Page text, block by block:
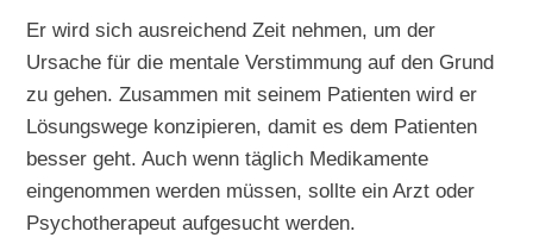
Er wird sich ausreichend Zeit nehmen, um der
Ursache für die mentale Verstimmung auf den Grund
zu gehen. Zusammen mit seinem Patienten wird er
Lösungswege konzipieren, damit es dem Patienten
besser geht. Auch wenn täglich Medikamente
eingenommen werden müssen, sollte ein Arzt oder
Psychotherapeut aufgesucht werden.